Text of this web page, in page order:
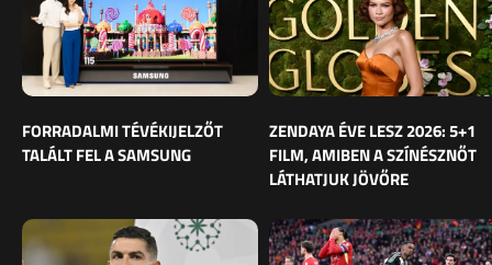
FORRADALMI TÉVÉKIJELZŐT
TALÁLT FEL A SAMSUNG
ZENDAYA ÉVE LESZ 2026: 5+1
FILM, AMIBEN A SZÍNÉSZNŐT
LÁTHATJUK JÖVŐRE